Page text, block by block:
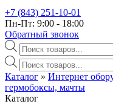
+7 (843) 251-10-01
Пн-Пт: 9:00 - 18:00
Обратный звонок
Поиск
товаров
Поиск
товаров
Каталог »‎ Интернет
гермобоксы, мачты
Каталог